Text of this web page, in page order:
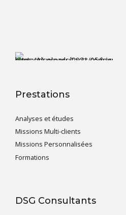
Prestations
Analyses et études
Missions Multi-clients
Missions Personnalisées
Formations
DSG Consultants